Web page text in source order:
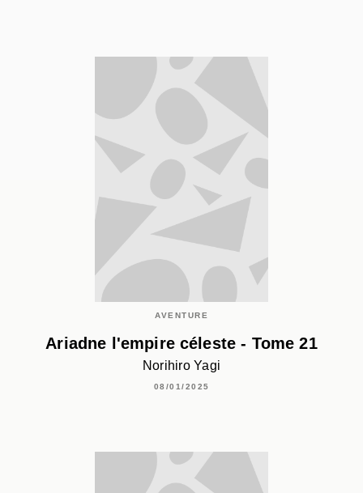
AVENTURE
Ariadne l'empire céleste - Tome 21
Norihiro Yagi
08/01/2025